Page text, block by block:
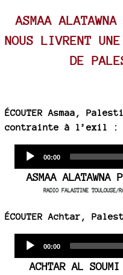
ASMAA
NOUS LIVRENT
DE
ÉCOUTER Asmaa,
contrainte à l’exil :
Current
00:00
ASMAA
RADIO FALASTINE
ÉCOUTER Achtar,
Current
00:00
ACHTAR AL